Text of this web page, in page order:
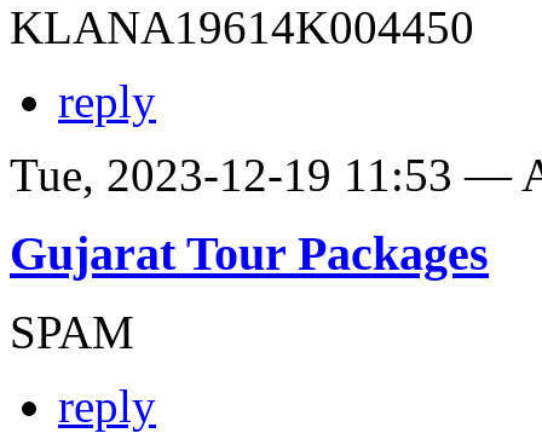
KLANA19614K004450
reply
Tue, 2023-12-19 11:53 —
Gujarat Tour Packages
SPAM
reply